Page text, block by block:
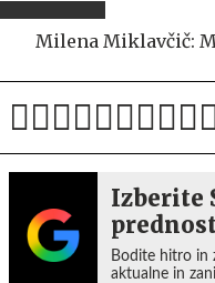
Milena Miklavčič:
Izberite
Bodite hitro in
aktualne in